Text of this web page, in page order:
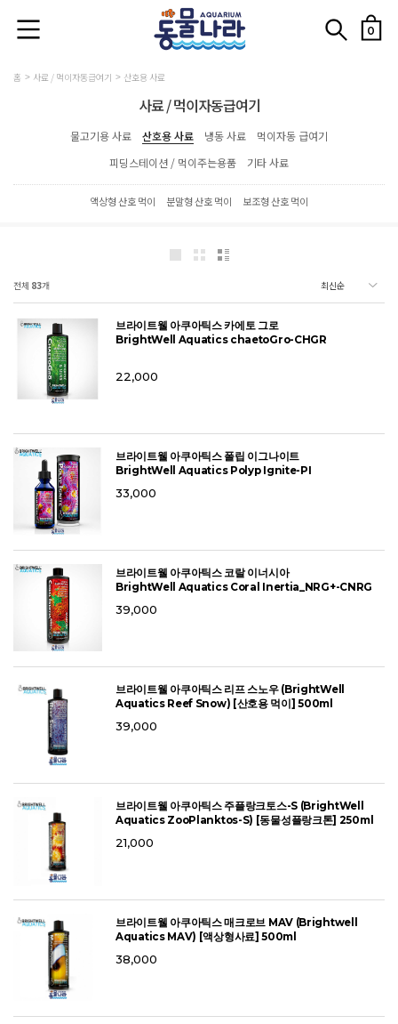
0
홈 사료 / 먹이자동급여기 산호용 사료
사료 / 먹이자동급여기
물고기용 사료 산호용 사료 냉동 사료
먹이자동 급여기
피딩스테이션 / 먹이주는용품
기타 사료
액상형 산호 먹이 분말형 산호 먹이 보조형 산호 먹이
전체 83개
브라이트웰 아쿠아틱스 카에토 그로
BrightWell Aquatics chaetoGro-CHGR
22,000
브라이트웰 아쿠아틱스 폴립 이그나이트
BrightWell Aquatics Polyp Ignite-PI
33,000
브라이트웰 아쿠아틱스 코랄 이너시아
BrightWell Aquatics Coral Inertia_NRG+-CNRG
39,000
브라이트웰 아쿠아틱스 리프 스노우 (BrightWell
Aquatics Reef Snow) [산호용 먹이] 500ml
39,000
브라이트웰 아쿠아틱스 주플랑크토스-S (BrightWell
Aquatics ZooPlanktos-S) [동물성플랑크톤] 250ml
21,000
브라이트웰 아쿠아틱스 매크로브 MAV (Brightwell
Aquatics MAV) [액상형사료] 500ml
38,000